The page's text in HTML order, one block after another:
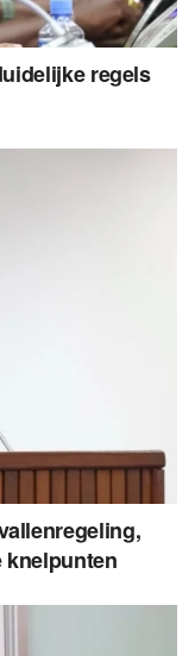
regels
knelpunten